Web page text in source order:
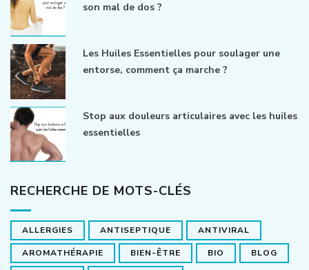
son mal de dos ?
Les Huiles Essentielles pour soulager une
entorse, comment ça marche ?
Stop aux douleurs articulaires avec les huiles
essentielles
RECHERCHE DE MOTS-CLÉS
ALLERGIES ANTISEPTIQUE ANTIVIRAL
AROMATHÉRAPIE BIEN-ÊTRE BIO BLOG